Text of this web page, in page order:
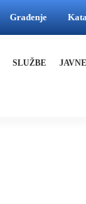
Građenje
SLUŽBE